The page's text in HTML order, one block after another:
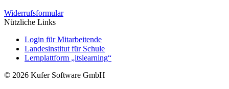
Widerrufsformular
Nützliche Links
Login für Mitarbeitende
Landesinstitut für Schule
Lernplattform „itslearning“
© 2026 Kufer Software GmbH